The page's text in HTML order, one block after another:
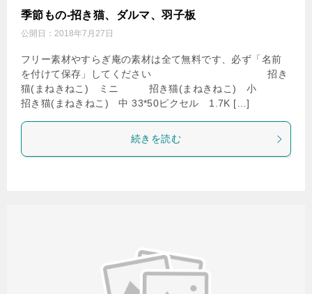
季節もの-招き猫、ダルマ、羽子板
公開日： 2018年7月27日
フリー素材やすらぎ庵の素材は全て無料です、必ず「名前
を付けて保存」してください 招き
猫(まねきねこ) ミニ 招き猫(まねきねこ) 小
招き猫(まねきねこ) 中 33*50ピクセル 1.7K […]
続きを読む